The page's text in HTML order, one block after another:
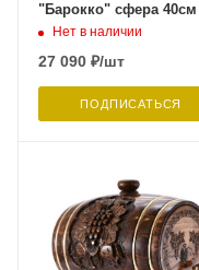
"Барокко" сфера 40см
Нет в наличии
27 090 ₽/шт
ПОДПИСАТЬСЯ